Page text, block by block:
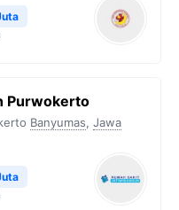
Purwokerto
Banyumas, Jawa